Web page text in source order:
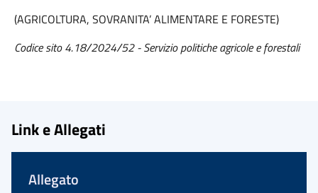
(AGRICOLTURA, SOVRANITA’ ALIMENTARE E FORESTE)
Codice sito 4.18/2024/52 - Servizio politiche agricole e forestali
Link e Allegati
Allegato